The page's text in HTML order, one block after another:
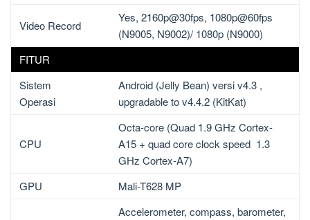
Video Record
Yes, 2160p@30fps, 1080p@60fps
(N9005, N9002)/ 1080p (N9000)
FITUR
Sistem
Operasi
Android (Jelly Bean) versi v4.3 ,
upgradable to v4.4.2 (KitKat)
CPU
Octa-core (Quad 1.9 GHz Cortex-
A15 + quad core clock speed 1.3
GHz Cortex-A7)
GPU
Mali-T628 MP
Accelerometer, compass, barometer,